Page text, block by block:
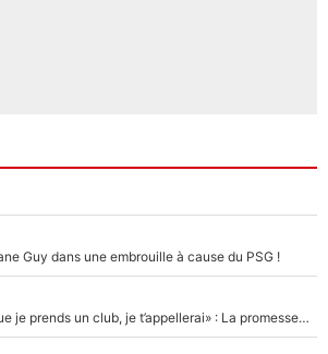
Guy dans une embrouille à cause du PSG !
Mercato - OM - «Dès que je prends un club, je t’appellerai» : La promesse de Marcelino au moment de claquer la porte